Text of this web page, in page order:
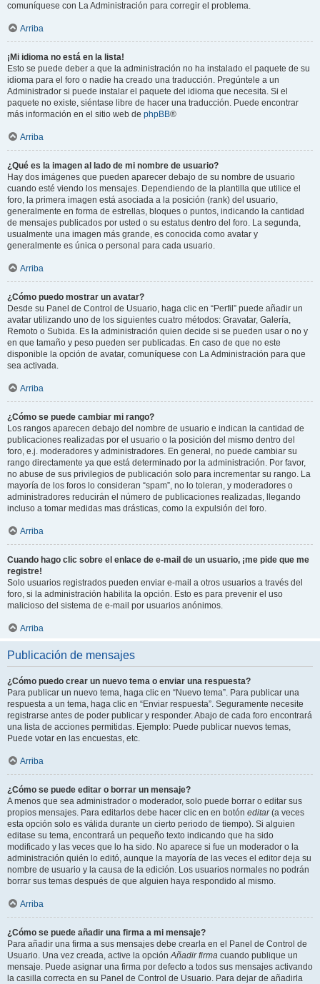
comuníquese con La Administración para corregir el problema.
Arriba
¡Mi idioma no está en la lista!
Esto se puede deber a que la administración no ha instalado el paquete de su
idioma para el foro o nadie ha creado una traducción. Pregúntele a un
Administrador si puede instalar el paquete del idioma que necesita. Si el
paquete no existe, siéntase libre de hacer una traducción. Puede encontrar
más información en el sitio web de phpBB®
Arriba
¿Qué es la imagen al lado de mi nombre de usuario?
Hay dos imágenes que pueden aparecer debajo de su nombre de usuario
cuando esté viendo los mensajes. Dependiendo de la plantilla que utilice el
foro, la primera imagen está asociada a la posición (rank) del usuario,
generalmente en forma de estrellas, bloques o puntos, indicando la cantidad
de mensajes publicados por usted o su estatus dentro del foro. La segunda,
usualmente una imagen más grande, es conocida como avatar y
generalmente es única o personal para cada usuario.
Arriba
¿Cómo puedo mostrar un avatar?
Desde su Panel de Control de Usuario, haga clic en “Perfil” puede añadir un
avatar utilizando uno de los siguientes cuatro métodos: Gravatar, Galería,
Remoto o Subida. Es la administración quien decide si se pueden usar o no y
en que tamaño y peso pueden ser publicadas. En caso de que no este
disponible la opción de avatar, comuníquese con La Administración para que
sea activada.
Arriba
¿Cómo se puede cambiar mi rango?
Los rangos aparecen debajo del nombre de usuario e indican la cantidad de
publicaciones realizadas por el usuario o la posición del mismo dentro del
foro, e.j. moderadores y administradores. En general, no puede cambiar su
rango directamente ya que está determinado por la administración. Por favor,
no abuse de sus privilegios de publicación solo para incrementar su rango. La
mayoría de los foros lo consideran “spam”, no lo toleran, y moderadores o
administradores reducirán el número de publicaciones realizadas, llegando
incluso a tomar medidas mas drásticas, como la expulsión del foro.
Arriba
Cuando hago clic sobre el enlace de e-mail de un usuario, ¡me pide que me
registre!
Solo usuarios registrados pueden enviar e-mail a otros usuarios a través del
foro, si la administración habilita la opción. Esto es para prevenir el uso
malicioso del sistema de e-mail por usuarios anónimos.
Arriba
Publicación de mensajes
¿Cómo puedo crear un nuevo tema o enviar una respuesta?
Para publicar un nuevo tema, haga clic en “Nuevo tema”. Para publicar una
respuesta a un tema, haga clic en “Enviar respuesta”. Seguramente necesite
registrarse antes de poder publicar y responder. Abajo de cada foro encontrará
una lista de acciones permitidas. Ejemplo: Puede publicar nuevos temas,
Puede votar en las encuestas, etc.
Arriba
¿Cómo se puede editar o borrar un mensaje?
A menos que sea administrador o moderador, solo puede borrar o editar sus
propios mensajes. Para editarlos debe hacer clic en en botón editar(a veces
esta opción solo es válida durante un cierto periodo de tiempo). Si alguien
editase su tema, encontrará un pequeño texto indicando que ha sido
modificado y las veces que lo ha sido. No aparece si fue un moderador o la
administración quién lo editó, aunque la mayoría de las veces el editor deja su
nombre de usuario y la causa de la edición. Los usuarios normales no podrán
borrar sus temas después de que alguien haya respondido al mismo.
Arriba
¿Cómo se puede añadir una firma a mi mensaje?
Para añadir una firma a sus mensajes debe crearla en el Panel de Control de
Usuario. Una vez creada, active la opciónAñadir firma cuando publique un
mensaje. Puede asignar una firma por defecto a todos sus mensajes activando
la casilla correcta en su Panel de Control de Usuario. Para dejar de añadirla